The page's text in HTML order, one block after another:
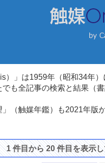
）」は1959年（昭和34年
も全記事の検索と結果（
（触媒年鑑）も2021年
1 件目から 20 件目を表示